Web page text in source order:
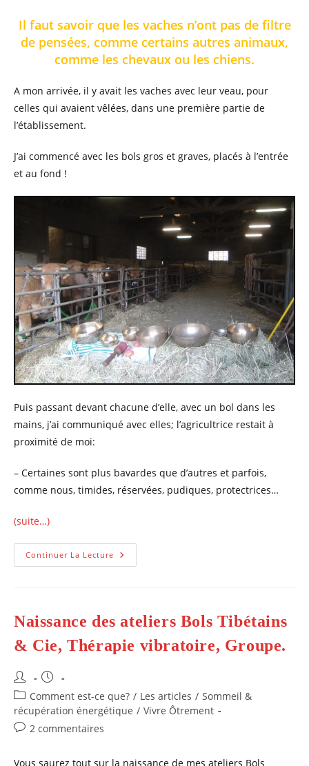
Il faut savoir que les vaches n’ont pas de filtre
de pensées, comme certains autres animaux,
comme les chevaux ou les chiens.
A mon arrivée, il y avait les vaches avec leur veau, pour
celles qui avaient vêlées, dans une première partie de
l’établissement.
J’ai commencé avec les bols gros et graves, placés à l’entrée
et au fond !
Puis passant devant chacune d’elle, avec un bol dans les
mains, j’ai communiqué avec elles; l’agricultrice restait à
proximité de moi:
– Certaines sont plus bavardes que d’autres et parfois,
comme nous, timides, réservées, pudiques, protectrices…
(suite…)
Continuer La Lecture Bols
Tibétains
Communication
Naissance des ateliers Bols Tibétains
& Cie, Thérapie vibratoire, Groupe.
Auteur/autrice
de
la
publication :
Publication
publiée :
Post
category:
Comment est-ce que? / Les articles / Sommeil &
récupération énergétique / Vivre Ôtrement
Commentaires
la
2 commentaires
Vous saurez tout sur la naissance de mes ateliers Bols